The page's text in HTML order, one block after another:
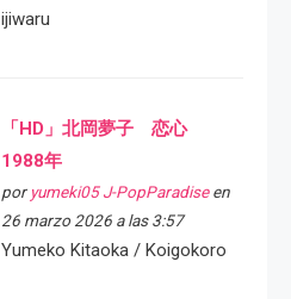
ijiwaru
「HD」北岡夢子 恋心
1988年
por yumeki05 J-PopParadiseen
26 marzo 2026 a las 3:57
Yumeko Kitaoka / Koigokoro